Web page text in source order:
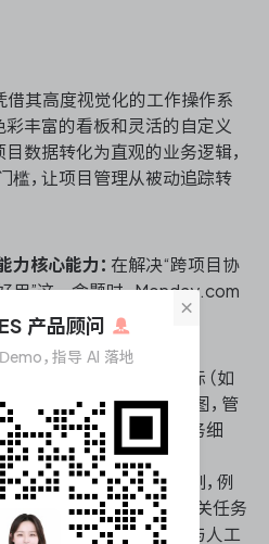
借其高度视觉化的工作操作系
彩丰富的看板和灵活的自定义
数据转化为直观的业务逻辑，
槛，让项目管理从被动追踪转
力核心能力： 在解决“跨项目协
用”这一命题时，Monday.com
岛的连接能力：
可将数十个项目的关键指标（如
状态）实时拉取至全局视图，管
，即可穿透查看底层任务细
的一屏掌控。
支持设定跨看板的触发机制，例
完成，自动变更B项目相关任务
减少跨团队沟通的延迟与人工
×
产品顾问
，指导 AI 落地